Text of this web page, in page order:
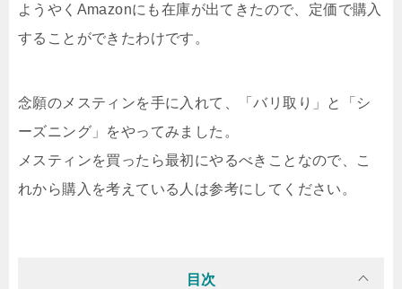
ようやくAmazonにも在庫が出てきたので、定価で購入
することができたわけです。
念願のメスティンを手に入れて、「バリ取り」と「シ
ーズニング」をやってみました。
メスティンを買ったら最初にやるべきことなので、こ
れから購入を考えている人は参考にしてください。
目次